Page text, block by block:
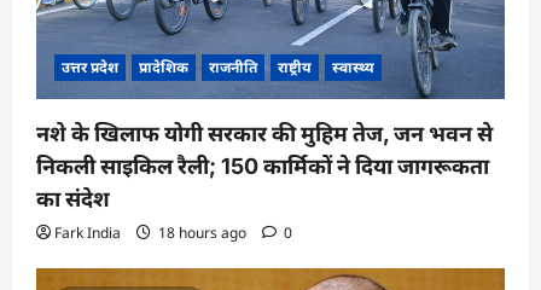
उत्तर प्रदेश प्रादेशिक राजनीति राष्ट्रीय स्वास्थ्य
नशे के खिलाफ योगी सरकार की मुहिम तेज, जन भवन से
निकली साइकिल रैली; 150 कार्मिकों ने दिया जागरूकता
का संदेश
Fark India 18 hours ago 0